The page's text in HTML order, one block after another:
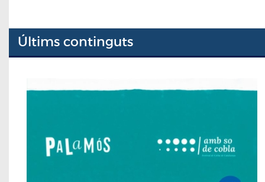
Últims continguts